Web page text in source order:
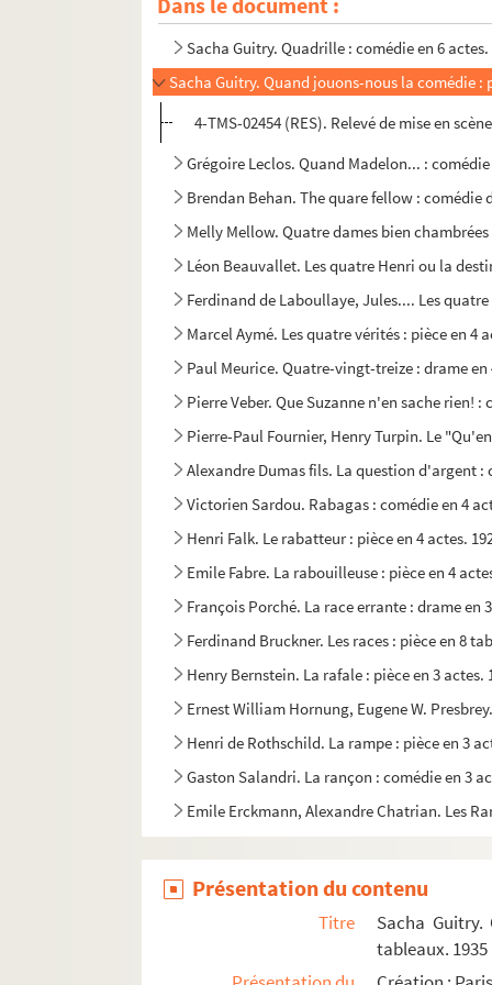
Georges-Bernard Shaw. Pygmalion :
Sacha Guitry. Quadrille : comédie en 6 actes.
Sacha Guitry. Quand jouons-nous la comédie :
4-TMS-02454 (RES). Relevé de mise en
Grégoire Leclos. Quand Madelon... :
Brendan Behan. The quare fellow :
Melly Mellow. Quatre dames bien chambrées
Léon Beauvallet. Les quatre Henri ou la
Ferdinand de Laboullaye, Jules.... Les
Marcel Aymé. Les quatre vérités : pièce en 4
Paul Meurice. Quatre-vingt-treize : drame
Pierre Veber. Que Suzanne n'en sache rien! :
Pierre-Paul Fournier, Henry Turpin. Le
Alexandre Dumas fils. La question d'argent :
Victorien Sardou. Rabagas : comédie en 4
Henri Falk. Le rabatteur : pièce en 4 actes.
Emile Fabre. La rabouilleuse : pièce en 4
François Porché. La race errante : drame en
Ferdinand Bruckner. Les races : pièce en 8
Henry Bernstein. La rafale : pièce en 3 actes.
Ernest William Hornung, Eugene W.
Henri de Rothschild. La rampe : pièce en 3
Gaston Salandri. La rançon : comédie en 3
Emile Erckmann, Alexandre Chatrian. Les
Fortuné Paillot. Ravachol : fantaisie en 1
Daphné Du Maurier. Rébecca : pièce en 3
Max Maurey. La recommandation : comédie
Présentation du contenu
Titre
Sacha
tableaux. 1935